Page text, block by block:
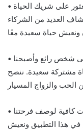
على شريك الحياة
العديد من الشركاء
شخص رائع وأصبحنا
مشتركة سعيدة. ننصح
كافية لوصف فرحتنا
هذا التطبيق ونعيش